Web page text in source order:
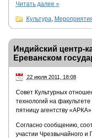
Читать далее »
Культура,
Индийский центр-
Ереванском
22 июля 2011, 18:08
Совет Культурных
технологий на
пятницу агентству
Согласно сообщению,
участии Чрезвычайного